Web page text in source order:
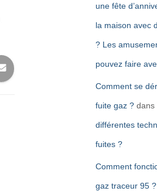
une fête
la maison avec
? Les
pouvez faire
Comment se
fuite gaz ?dans
différentes
fuites ?
Comment
gaz traceur 95 ?